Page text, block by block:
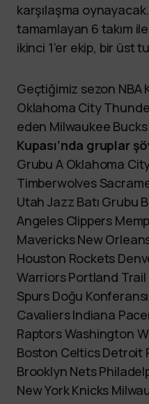
karşılaşma
tamamlayan 6 takım
ikinci 1’er ekip, bir üst
Geçtiğimiz sezon NBA
Oklahoma City
eden Milwaukee Bucks
Kupası’nda gruplar
Grubu A Oklahoma
Timberwolves
Utah Jazz Batı Grubu
Angeles Clippers
Mavericks New
Houston Rockets
Warriors Portland
Spurs Doğu
Cavaliers Indiana
Raptors Washington
Boston Celtics Detroit
Brooklyn Nets
New York Knicks